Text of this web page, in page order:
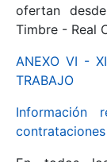
Mostrar/
ofertan
Timbre - Real
ANEXO VI -
TRABAJO
Información